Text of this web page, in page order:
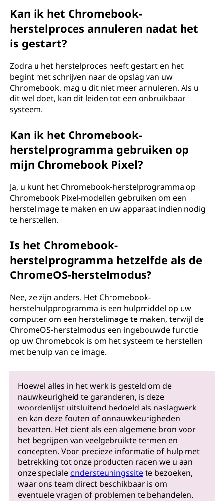
Kan ik het Chromebook-
herstelproces annuleren nadat het
is gestart?
Zodra u het herstelproces heeft gestart en het
begint met schrijven naar de opslag van uw
Chromebook, mag u dit niet meer annuleren. Als u
dit wel doet, kan dit leiden tot een onbruikbaar
systeem.
Kan ik het Chromebook-
herstelprogramma gebruiken op
mijn Chromebook Pixel?
Ja, u kunt het Chromebook-herstelprogramma op
Chromebook Pixel-modellen gebruiken om een
herstelimage te maken en uw apparaat indien nodig
te herstellen.
Is het Chromebook-
herstelprogramma hetzelfde als de
ChromeOS-herstelmodus?
Nee, ze zijn anders. Het Chromebook-
herstelhulpprogramma is een hulpmiddel op uw
computer om een herstelimage te maken, terwijl de
ChromeOS-herstelmodus een ingebouwde functie
op uw Chromebook is om het systeem te herstellen
met behulp van de image.
Hoewel alles in het werk is gesteld om de
nauwkeurigheid te garanderen, is deze
woordenlijst uitsluitend bedoeld als naslagwerk
en kan deze fouten of onnauwkeurigheden
bevatten. Het dient als een algemene bron voor
het begrijpen van veelgebruikte termen en
concepten. Voor precieze informatie of hulp met
betrekking tot onze producten raden we u aan
onze specialeondersteuningssitete bezoeken,
waar ons team direct beschikbaar is om
eventuele vragen of problemen te behandelen.